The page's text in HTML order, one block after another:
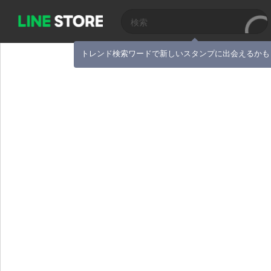
トレンド検索ワードで新しいスタンプに出会えるか